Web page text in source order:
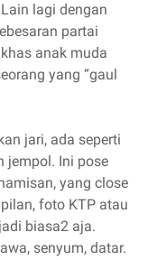
lagi dengan
partai
anak muda
yang “gaul
jari, ada seperti
jempol. Ini pose
yang close
foto KTP atau
biasa2 aja.
senyum, datar.